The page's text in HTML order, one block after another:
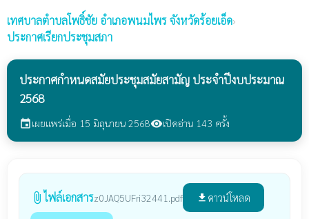
เทศบาลตำบลโพธิ์ชัย อำเภอพนมไพร จังหวัดร้อยเอ็ด›
ประกาศเรียกประชุมสภา
ประกาศกำหนดสมัยประชุมสมัยสามัญ ประจำปีงบประมาณ
2568
eventเผยแพร่เมื่อ 15 มิถุนายน 2568visibilityเปิดอ่าน 143 ครั้ง
attach_file ไฟล์เอกสารz0JAQ5UFri32441.pdf file_download ดาวน์โหลด